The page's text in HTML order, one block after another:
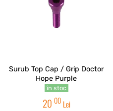
Surub Top Cap / Grip Doctor
Hope Purple
în stoc
20 00 Lei